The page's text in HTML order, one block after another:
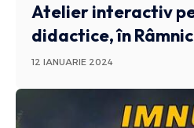
Atelier interactiv
didactice, în
12 IANUARIE 2024